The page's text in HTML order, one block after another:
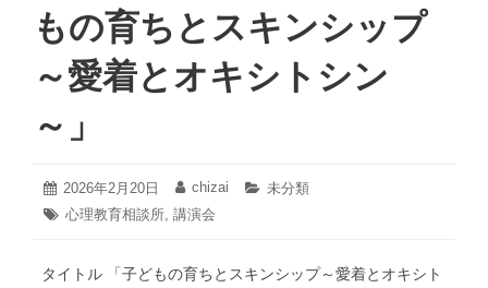
もの育ちとスキンシップ
～愛着とオキシトシン
～」
投
稿
2026年2月20日
2026
年
2
日
投
稿
chizai
カ
ー:
未分類
タ
心理教育相談所, 講演会
タイトル 「子どもの育ちとスキンシップ～愛着とオキシト